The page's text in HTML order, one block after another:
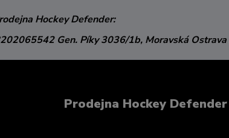
Hockey Defender:
Gen. Píky 3036/1b, Moravská Ostrava
Prodejna Hockey Defender